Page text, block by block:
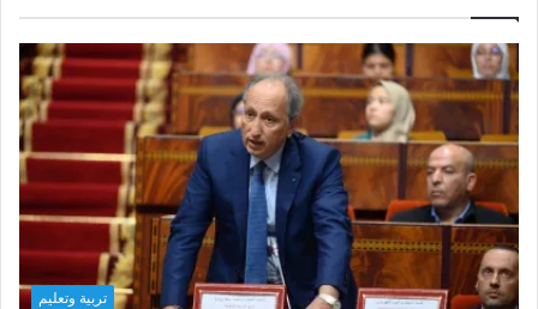
تربية وتعليم